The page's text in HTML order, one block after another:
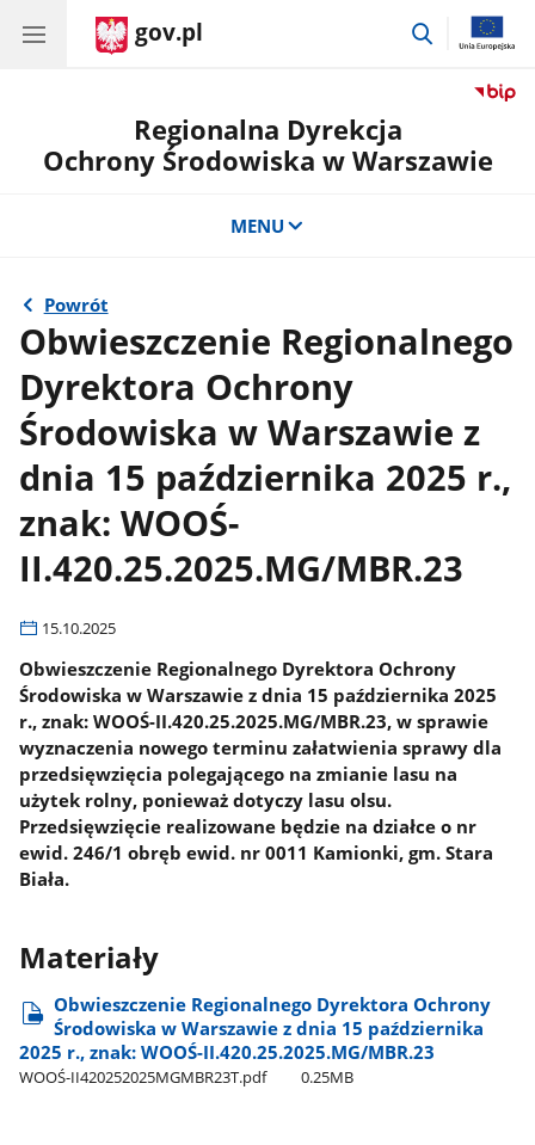
gov.pl
przejdź
Regionalna Dyrekcja
Ochrony Środowiska w Warszawie
MENU
Powrót
Obwieszczenie Regionalnego
Dyrektora Ochrony
Środowiska w Warszawie z
dnia 15 października 2025 r.,
znak: WOOŚ-
II.420.25.2025.MG/MBR.23
15.10.2025
Obwieszczenie Regionalnego Dyrektora Ochrony
Środowiska w Warszawie z dnia 15 października 2025
r., znak: WOOŚ-II.420.25.2025.MG/MBR.23, w sprawie
wyznaczenia nowego terminu załatwienia sprawy dla
przedsięwzięcia polegającego na zmianie lasu na
użytek rolny, ponieważ dotyczy lasu olsu.
Przedsięwzięcie realizowane będzie na działce o nr
ewid. 246/1 obręb ewid. nr 0011 Kamionki, gm. Stara
Biała.
Materiały
Obwieszczenie Regionalnego Dyrektora Ochrony
Środowiska w Warszawie z dnia 15 października
2025 r., znak: WOOŚ-II.420.25.2025.MG/MBR.23
WOOŚ-II420252025MGMBR23T.pdf 0.25MB